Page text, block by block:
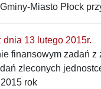
Miasto Płock
13 lutego 2015r.
finansowym zadań z
zleconych
rok